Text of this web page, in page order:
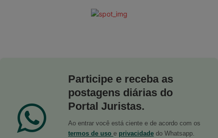
Participe e receba as
postagens diárias do
Portal Juristas.
Ao entrar você está ciente e de acordo com os
termos de uso e privacidade do Whatsapp.